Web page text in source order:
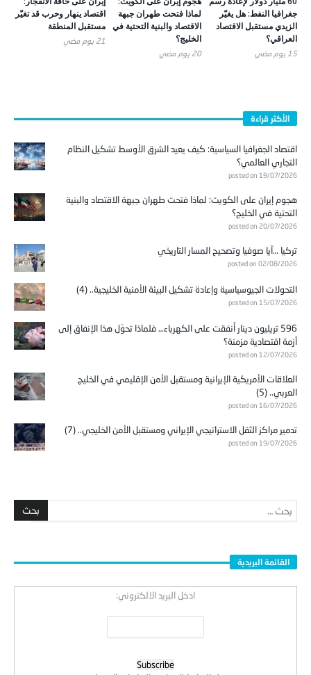
جغرافيا النفط: هل يغيّر
الزيدي مستقبل الاقتصاد
العراقي؟
15 يوم ‎مضي
لماذا فتحت طهران جبهة
الاقتصاد والبنية التحتية في
الخليج؟
20 يوم ‎مضي
اقتصاد ينهار وحرب قد تغيّر
مستقبل المنطقة
21 يوم ‎مضي
الأكثر قراءة
اقتصاد الجغرافيا السياسية: كيف يعيد الشرق الأوسط تشكيل النظام
التجاري العالمي؟
posted on 19/07/2026
هجوم إيران على الكويت: لماذا فتحت طهران جبهة الاقتصاد والبنية
التحتية في الخليج؟
posted on 20/07/2026
تركيا …آيا صوفيا وتصحيح المسار التاريخي
posted on 02/08/2026
التحولات الجيوسياسية وإعادة تشكيل البيئة الأمنية الخليجية.. (4)
posted on 15/07/2026
596 تريليون دينار أُنفقت على الكهرباء… فلماذا تحوّل هذا الإنفاق إلى
أزمة اقتصادية مزمنة؟
posted on 12/07/2026
العلاقات الأمريكية الإيرانية ومستقبل الأمن الإقليمي في الخليج
العربي.. (5)
posted on 16/07/2026
تدمير مراكز الثقل الاستراتيجي الإيراني ومستقبل الأمن الخليجي.. (7)
posted on 19/07/2026
القائمة البريدية
ادخل البريد الالكتروني: